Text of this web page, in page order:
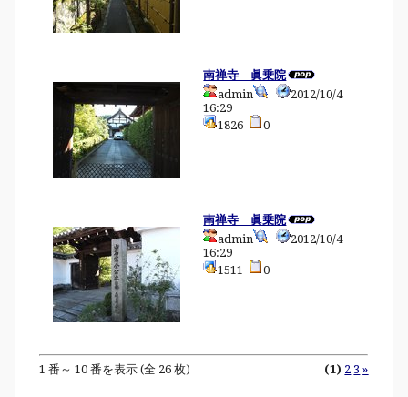
南禅寺 眞乗院
admin
2012/10/4
16:29
1826
0
南禅寺 眞乗院
admin
2012/10/4
16:29
1511
0
1 番～ 10 番を表示 (全 26 枚) (1) 2 3 »